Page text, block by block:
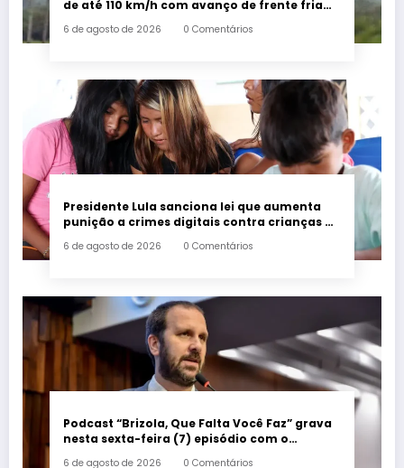
de até 110 km/h com avanço de frente fria
6 de agosto de 2026 0 Comentários
Presidente Lula sanciona lei que aumenta
punição a crimes digitais contra crianças é
6 de agosto de 2026 0 Comentários
Podcast “Brizola, Que Falta Você Faz” grava
nesta sexta-feira (7) episódio com o
6 de agosto de 2026 0 Comentários